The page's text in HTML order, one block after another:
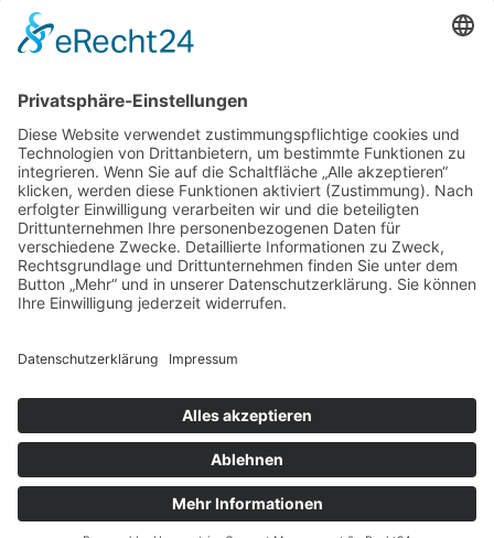
Kontakt
Telefax 06172 / 92 89 69
Für eine Terminvereinbarung
rufen Sie uns bitte an.
Die Praxis
Die individuelle Beratung und Behand­lung ist uns
aus moderner Schul­medizin, Natur­heil­verfahren,
© Copyright 2026. Dr. Karin-Jacqueline Winter